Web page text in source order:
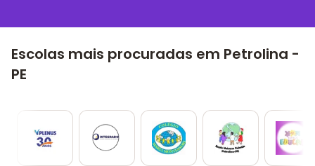
Escolas mais procuradas em Petrolina -
PE